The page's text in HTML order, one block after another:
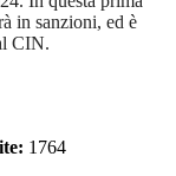
in sanzioni, ed è
CIN.
1764